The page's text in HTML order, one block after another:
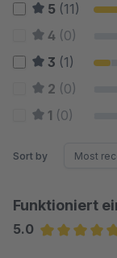
5 (11)
4 (0)
3 (1)
2 (0)
1 (0)
Sort by
Funktioniert
5.0